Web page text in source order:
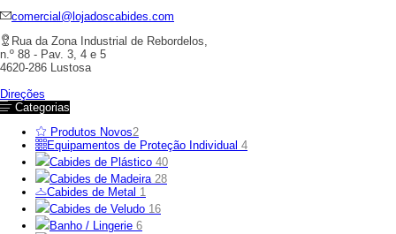
comercial@lojadoscabides.com
Rua da Zona Industrial de Rebordelos,
n.º 88 - Pav. 3, 4 e 5
4620-286 Lustosa
Direções
Categorias
Produtos Novos2
Equipamentos de Proteção Individual 4
Cabides de Plástico 40
Cabides de Madeira 28
Cabides de Metal 1
Cabides de Veludo 16
Banho / Lingerie 6